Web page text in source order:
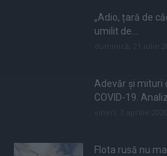
„Adio, țară de
umilit de...
Adevăr și mituri
COVID-19.
Flota rusă nu